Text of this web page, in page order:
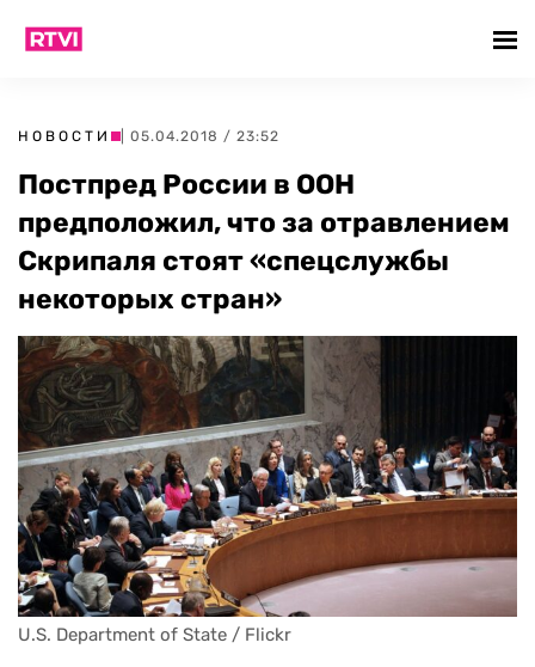
НОВОСТИ | 05.04.2018 / 23:52
Постпред России в ООН
предположил, что за отравлением
Скрипаля стоят «спецслужбы
некоторых стран»
U.S. Department of State / Flickr